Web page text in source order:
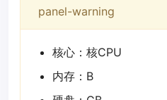
panel-warning
核心：核CPU
内存：B